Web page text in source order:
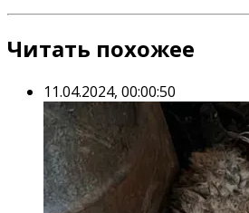
Читать похожее
11.04.2024, 00:00:50